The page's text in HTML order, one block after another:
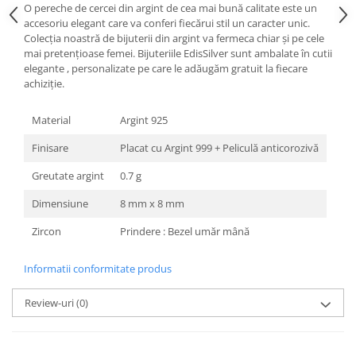
O pereche de cercei din argint de cea mai bună calitate este un
accesoriu elegant care va conferi fiecărui stil un caracter unic.
Colecția noastră de bijuterii din argint va fermeca chiar și pe cele
mai pretențioase femei. Bijuteriile EdisSilver sunt ambalate în cutii
elegante , personalizate pe care le adăugăm gratuit la fiecare
achiziție.
Material
Argint 925
Finisare
Placat cu Argint 999 + Peliculă anticorozivă
Greutate argint
0.7 g
Dimensiune
8 mm x 8 mm
Zircon
Prindere : Bezel umăr mână
Informatii conformitate produs
Review-uri(0)